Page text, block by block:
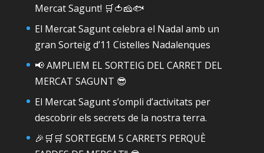
Mercat Sagunt! 🛒🍅🧀🐟
El Mercat Sagunt celebra el Nadal amb un
gran Sorteig d’11 Cistelles Nadalenques
📢 AMPLIEM EL SORTEIG DEL CARRET DEL
MERCAT SAGUNT 😎
El Mercat Sagunt s’ompli d’activitats per
descobrir els secrets de la nostra terra.
🎉🛒🛒 SORTEGEM 5 CARRETS PERQUÈ